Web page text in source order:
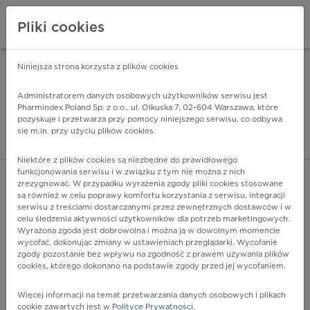
Pharmindex - lider
ZALOGUJ SIĘ
C91.0 - Ostra białaczka limfoblastyczna
Więcej na lekiicd10.pl
Pliki cookies
Niniejsza strona korzysta z plików cookies
Administratorem danych osobowych użytkowników serwisu jest
Pharmindex Poland Sp. z o.o., ul. Olkuska 7, 02-604 Warszawa, które
pozyskuje i przetwarza przy pomocy niniejszego serwisu, co odbywa
się m.in. przy użyciu plików cookies.
Niektóre z plików cookies są niezbędne do prawidłowego
funkcjonowania serwisu i w związku z tym nie można z nich
zrezygnować. W przypadku wyrażenia zgody pliki cookies stosowane
są również w celu poprawy komfortu korzystania z serwisu, integracji
serwisu z treściami dostarczanymi przez zewnętrznych dostawców i w
celu śledzenia aktywności użytkowników dla potrzeb marketingowych.
Wyrażona zgoda jest dobrowolna i można ją w dowolnym momencie
wycofać, dokonując zmiany w ustawieniach przeglądarki. Wycofanie
zgody pozostanie bez wpływu na zgodność z prawem używania plików
cookies, którego dokonano na podstawie zgody przed jej wycofaniem.
Więcej informacji na temat przetwarzania danych osobowych i plikach
cookie zawartych jest w Polityce Prywatności.
ZA DARMO - w Google Play INSTALUJ